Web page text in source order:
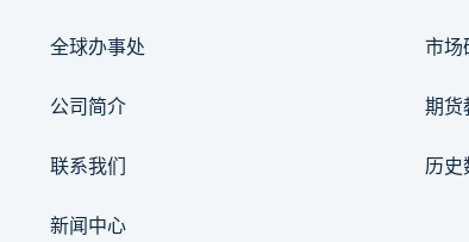
全球办事处
公司简介
联系我们
新闻中心
市场
期货
历史